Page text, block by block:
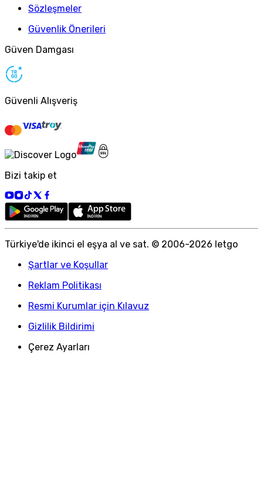
Sözleşmeler
Güvenlik Önerileri
Güven Damgası
Güvenli Alışveriş
Bizi takip et
Türkiye'de ikinci el eşya al ve sat. © 2006-2026 letgo
Şartlar ve Koşullar
Reklam Politikası
Resmi Kurumlar için Kılavuz
Gizlilik Bildirimi
Çerez Ayarları